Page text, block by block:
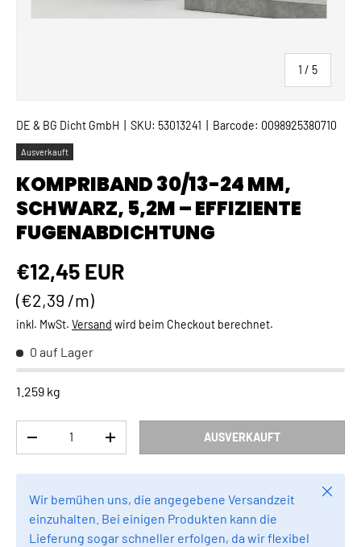
1 / von
5
DE & BG Dicht GmbH SKU: 53013241 Barcode: 0098925380710
Ausverkauft
KOMPRIBAND 30/13-24 MM,
SCHWARZ, 5,2M – EFFIZIENTE
FUGENABDICHTUNG
Normaler Preis
€12,45 EUR
Grundpreis
€2,39 /m
inkl. MwSt. Versand wird beim Checkout berechnet.
0 auf Lager
1.259 kg
MENGE VERRINGERNMENGE ERHÖHEN AUSVERKAUFT
Wir bemühen uns, die angegebene Versandzeit
einzuhalten. Bei einigen Produkten kann die
Lieferung sogar schneller erfolgen, da wir flexibel